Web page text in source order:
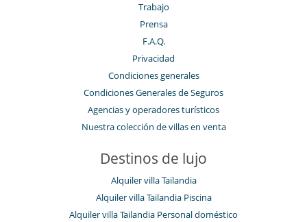
Trabajo
Prensa
F.A.Q.
Privacidad
Condiciones generales
Condiciones Generales de Seguros
Agencias y operadores turísticos
Nuestra colección de villas en venta
Destinos de lujo
Alquiler villa Tailandia
Alquiler villa Tailandia Piscina
Alquiler villa Tailandia Personal doméstico